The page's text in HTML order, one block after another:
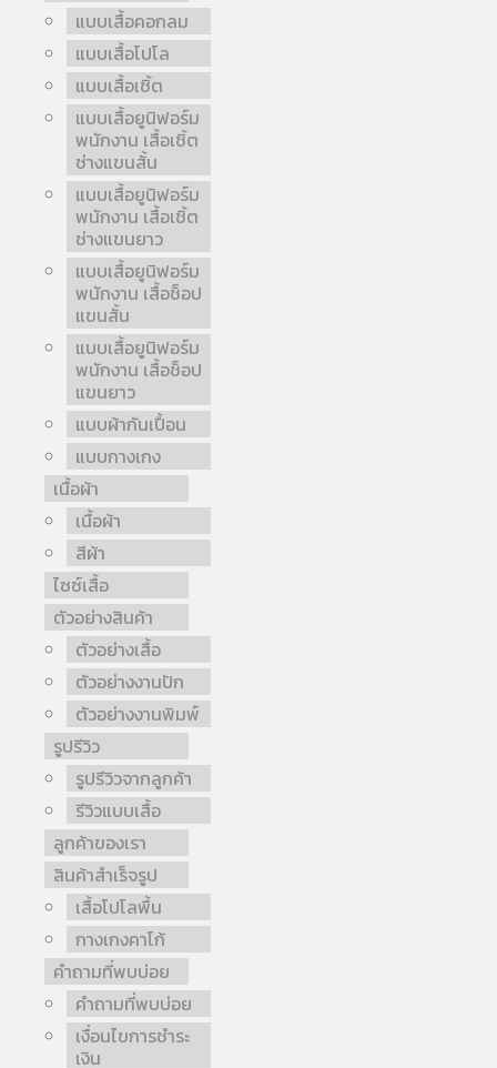
แบบเสื้อคอกลม
แบบเสื้อโปโล
แบบเสื้อเชิ้ต
แบบเสื้อยูนิฟอร์ม
พนักงาน เสื้อเชิ้ต
ช่างแขนสั้น
แบบเสื้อยูนิฟอร์ม
พนักงาน เสื้อเชิ้ต
ช่างแขนยาว
แบบเสื้อยูนิฟอร์ม
พนักงาน เสื้อช็อป
แขนสั้น
แบบเสื้อยูนิฟอร์ม
พนักงาน เสื้อช็อป
แขนยาว
แบบผ้ากันเปื้อน
แบบกางเกง
เนื้อผ้า
เนื้อผ้า
สีผ้า
ไซซ์เสื้อ
ตัวอย่างสินค้า
ตัวอย่างเสื้อ
ตัวอย่างงานปัก
ตัวอย่างงานพิมพ์
รูปรีวิว
รูปรีวิวจากลูกค้า
รีวิวแบบเสื้อ
ลูกค้าของเรา
สินค้าสำเร็จรูป
เสื้อโปโลพื้น
กางเกงคาโก้
คำถามที่พบบ่อย
คำถามที่พบบ่อย
เงื่อนไขการชำระ
เงิน